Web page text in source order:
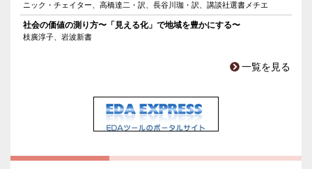
ニック・チェイター、高橋達二・訳、長谷川珈・訳、講談社選書メチエ
社会の価値の測り方〜「見える化」で地域を豊かにする〜
枝廣淳子、岩波新書
一覧を見る